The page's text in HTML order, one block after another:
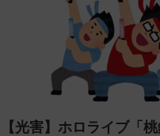
【光害】ホロライブ「